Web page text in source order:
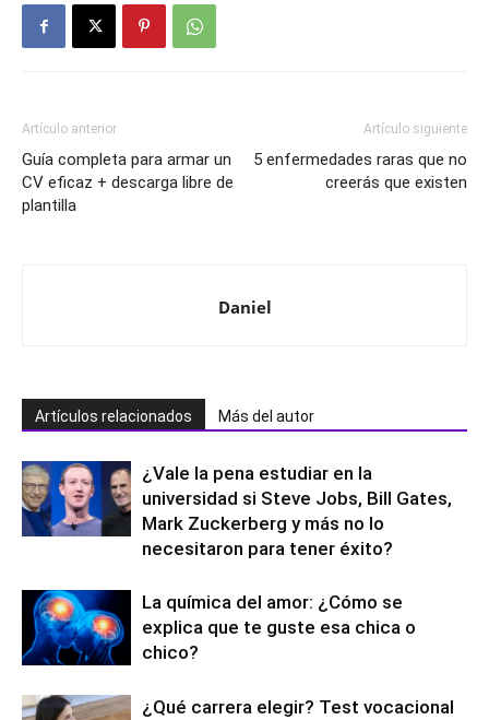
Artículo anterior
Guía completa para armar un
CV eficaz + descarga libre de
plantilla
Artículo siguiente
5 enfermedades raras que no
creerás que existen
Daniel
Artículos relacionados Más del autor
¿Vale la pena estudiar en la
universidad si Steve Jobs, Bill Gates,
Mark Zuckerberg y más no lo
necesitaron para tener éxito?
La química del amor: ¿Cómo se
explica que te guste esa chica o
chico?
¿Qué carrera elegir? Test vocacional